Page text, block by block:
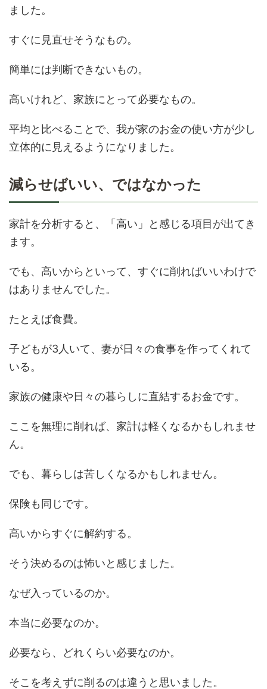
ました。
すぐに見直せそうなもの。
簡単には判断できないもの。
高いけれど、家族にとって必要なもの。
平均と比べることで、我が家のお金の使い方が少し
立体的に見えるようになりました。
減らせばいい、ではなかった
家計を分析すると、「高い」と感じる項目が出てき
ます。
でも、高いからといって、すぐに削ればいいわけで
はありませんでした。
たとえば食費。
子どもが3人いて、妻が日々の食事を作ってくれて
いる。
家族の健康や日々の暮らしに直結するお金です。
ここを無理に削れば、家計は軽くなるかもしれませ
ん。
でも、暮らしは苦しくなるかもしれません。
保険も同じです。
高いからすぐに解約する。
そう決めるのは怖いと感じました。
なぜ入っているのか。
本当に必要なのか。
必要なら、どれくらい必要なのか。
そこを考えずに削るのは違うと思いました。